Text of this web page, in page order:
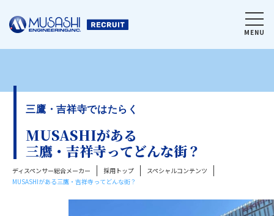
MENU
三鷹・吉祥寺ではたらく
MUSASHIがある
三鷹・吉祥寺ってどんな街？
ディスペンサー総合メーカー 採用トップ
スペシャルコンテンツ
MUSASHIがある三鷹・吉祥寺ってどんな街？